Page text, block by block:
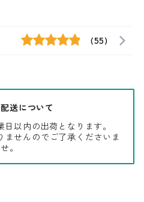
(55)
送について
以内の出荷となります。
ませんのでご了承くださいま
せ。